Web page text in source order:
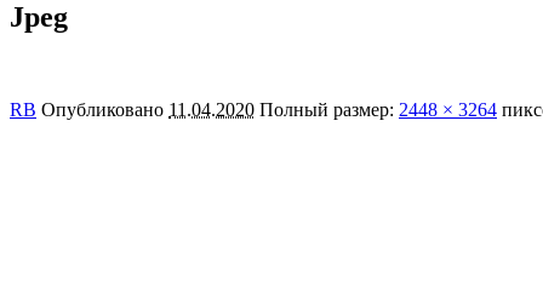
Jpeg
RB Опубликовано 11.04.2020 Полный размер: 2448 × 3264